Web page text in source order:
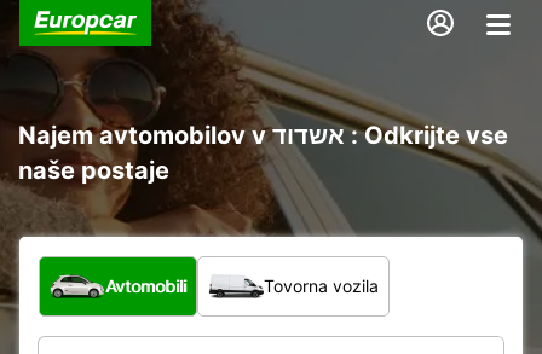
Najem avtomobilov v אשדוד : Odkrijte vse
naše postaje
Katera vrsta vozila?
Avtomobili Tovorna vozila